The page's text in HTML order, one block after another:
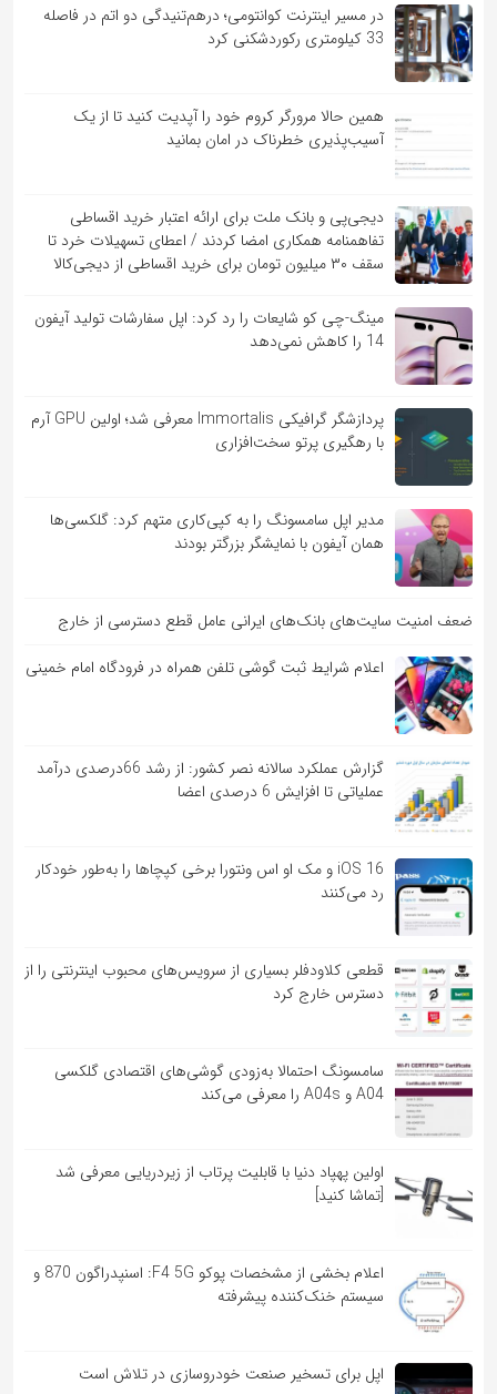
در مسیر اینترنت کوانتومی؛ درهم‌تنیدگی دو اتم در فاصله
33 کیلومتری رکوردشکنی کرد
همین حالا مرورگر کروم خود را آپدیت کنید تا از یک
آسیب‌‌‌‌پذیری خطرناک در امان بمانید
دیجی‌پی و بانک ملت برای ارائه اعتبار خرید اقساطی
تفاهم‎نامه همکاری امضا کردند / اعطای تسهیلات خرد تا
سقف ۳۰ میلیون تومان برای خرید اقساطی از دیجی‌کالا
مینگ-چی کو شایعات را رد کرد: اپل سفارشات تولید آیفون
14 را کاهش نمی‌دهد
پردازشگر گرافیکی Immortalis معرفی شد؛ اولین GPU آرم
با رهگیری پرتو سخت‌افزاری
مدیر اپل سامسونگ را به کپی‌کاری متهم کرد: گلکسی‌ها
همان آیفون با نمایشگر بزرگتر بودند
ضعف امنیت سایت‌های بانک‌های ایرانی عامل قطع دسترسی از خارج
اعلام شرایط ثبت گوشی تلفن همراه در فرودگاه امام خمینی
گزارش عملکرد سالانه نصر کشور: از رشد 66درصدی درآمد
عملیاتی تا افزایش 6 درصدی اعضا
iOS 16 و مک او اس ونتورا برخی کپچاها را به‌طور خودکار
رد می‌کنند
قطعی کلاودفلر بسیاری از سرویس‌های محبوب اینترنتی را از
دسترس خارج کرد
سامسونگ احتمالا به‌زودی گوشی‌های اقتصادی گلکسی
A04 و A04s را معرفی می‌کند
اولین پهپاد دنیا با قابلیت پرتاب از زیردریایی معرفی شد
[تماشا کنید]
اعلام بخشی از مشخصات پوکو F4 5G: اسنپدراگون 870 و
سیستم خنک‌کننده پیشرفته
اپل برای تسخیر صنعت خودروسازی در تلاش است